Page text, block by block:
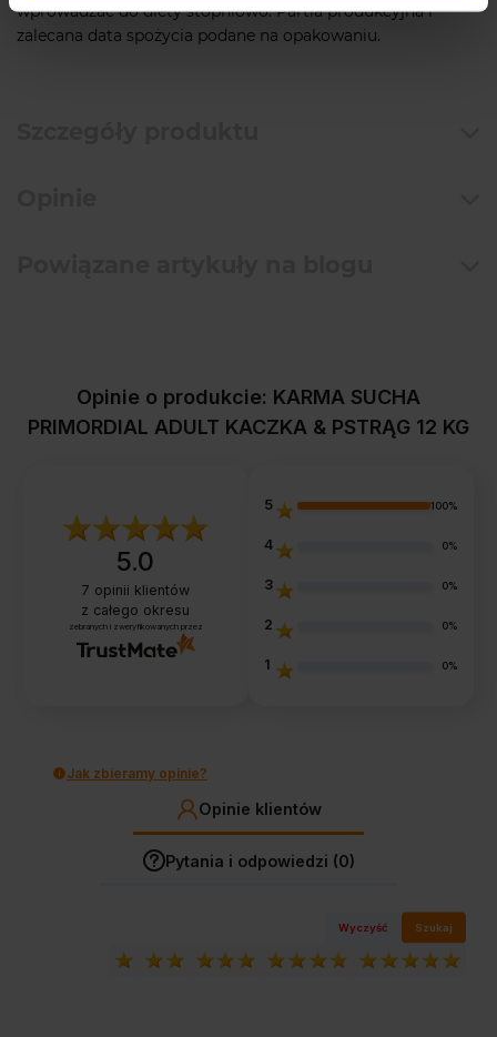
wprowadzać do diety stopniowo. Partia produkcyjna i
zalecana data spożycia podane na opakowaniu.
Opinie o produkcie: KARMA SUCHA
PRIMORDIAL ADULT KACZKA & PSTRĄG 12 KG
5.0
7 opinii klientów
z całego okresu
zebranych i zweryfikowanych przez
5 100%
4 0%
3 0%
2 0%
1 0%
Jak zbieramy opinie?
Opinie klientów
Pytania i odpowiedzi (0)
Wyczyść Szukaj